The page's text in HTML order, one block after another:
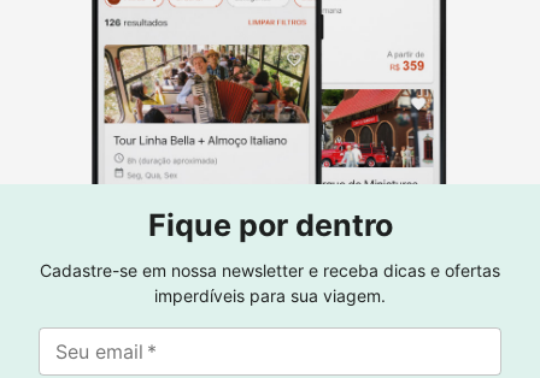
Fique por dentro
Cadastre-se em nossa newsletter e receba dicas e ofertas
imperdíveis para sua viagem.
Seu email *